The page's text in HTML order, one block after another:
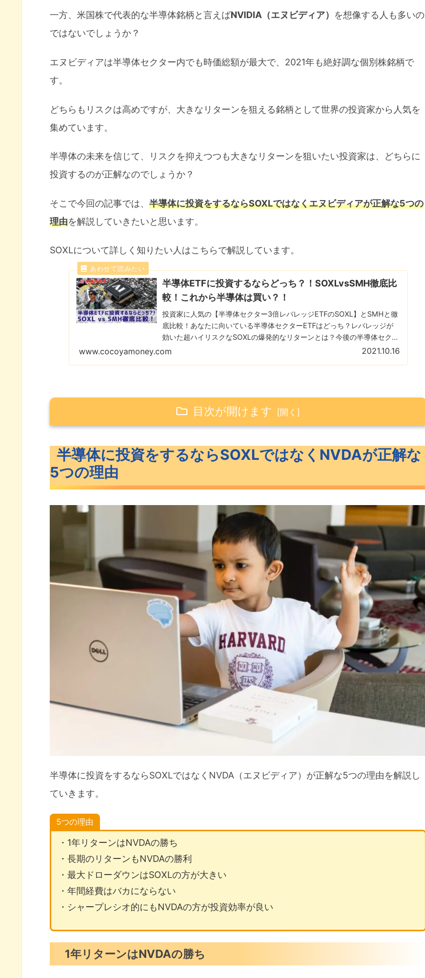
一方、米国株で代表的な半導体銘柄と言えばNVIDIA（エヌビディア） を想像する人も多いの
ではないでしょうか？
エヌビディアは半導体セクター内でも時価総額が最大で、2021年も絶好調な個別株銘柄で
す。
どちらもリスクは高めですが、大きなリターンを狙える銘柄として世界の投資家から人気を
集めています。
半導体の未来を信じて、リスクを抑えつつも大きなリターンを狙いたい投資家は、どちらに
投資するのが正解なのでしょうか？
そこで今回の記事では、 半導体に投資をするならSOXLではなくエヌビディアが正解な5つの
理由を解説していきたいと思います。
SOXLについて詳しく知りたい人はこちらで解説しています。
半導体ETFに投資するならどっち？！SOXLvsSMH徹底比
較！これから半導体は買い？！
投資家に人気の【半導体セクター3倍レバレッジETFのSOXL】とSMHと徹
底比較！あなたに向いている半導体セクターETFはどっち？レバレッジが
効いた超ハイリスクなSOXLの爆発的なリターンとは？今後の半導体セクタ
ーの成長はいかに？！
www.cocoyamoney.com 2021.10.16
目次が開けます
1年リターンはNVDAの勝ち
長期（10年間）のリターンもNVDAの勝利
シャープレシオ的にもNVDAの方が投資効率が良い
半導体に投資をするならSOXLではなくNVDA（エヌビディア）が正解な5つの理由
まとめ
半導体に投資をするならSOXLではなくNVDAが正解な
5つの理由
半導体に投資をするならSOXLではなくNVDA（エヌビディア）が正解な5つの理由を解説し
ていきます。
5つの理由
・1年リターンはNVDAの勝ち
・長期のリターンもNVDAの勝利
・最大ドローダウンはSOXLの方が大きい
・年間経費はバカにならない
・シャープレシオ的にもNVDAの方が投資効率が良い
1年リターンはNVDAの勝ち